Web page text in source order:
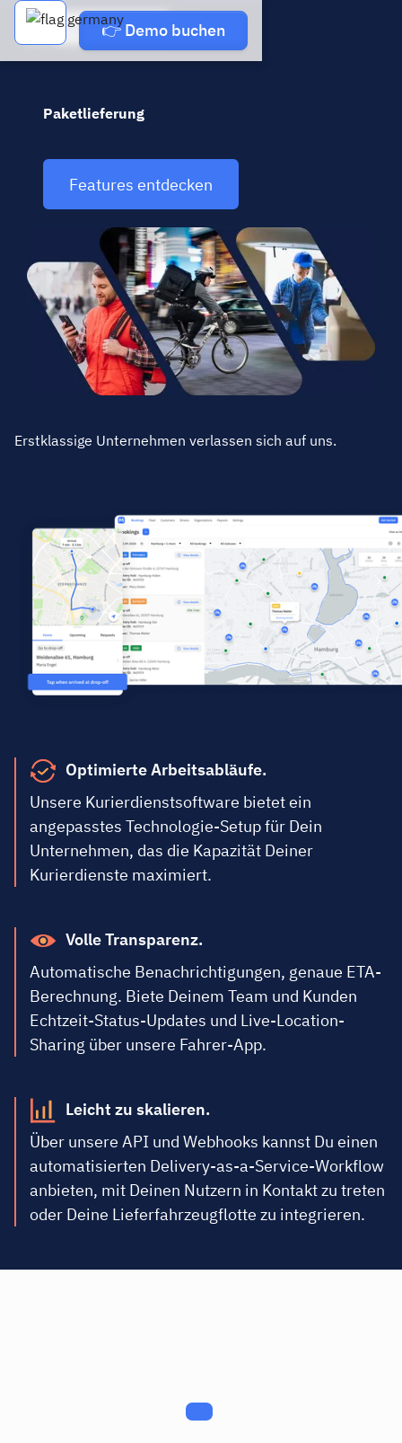
Demo buchen
👉 Demo buchen
Paketlieferung
Features entdecken
Erstklassige Unternehmen verlassen sich auf uns.
Optimierte Arbeitsabläufe.
Unsere Kurierdienstsoftware bietet ein
angepasstes Technologie-Setup für Dein
Unternehmen, das die Kapazität Deiner
Kurierdienste maximiert.
Volle Transparenz.
Automatische Benachrichtigungen, genaue ETA-
Berechnung. Biete Deinem Team und Kunden
Echtzeit-Status-Updates und Live-Location-
Sharing über unsere Fahrer-App.
Leicht zu skalieren.
Über unsere API und Webhooks kannst Du einen
automatisierten Delivery-as-a-Service-Workflow
anbieten, mit Deinen Nutzern in Kontakt zu treten
oder Deine Lieferfahrzeugflotte zu integrieren.